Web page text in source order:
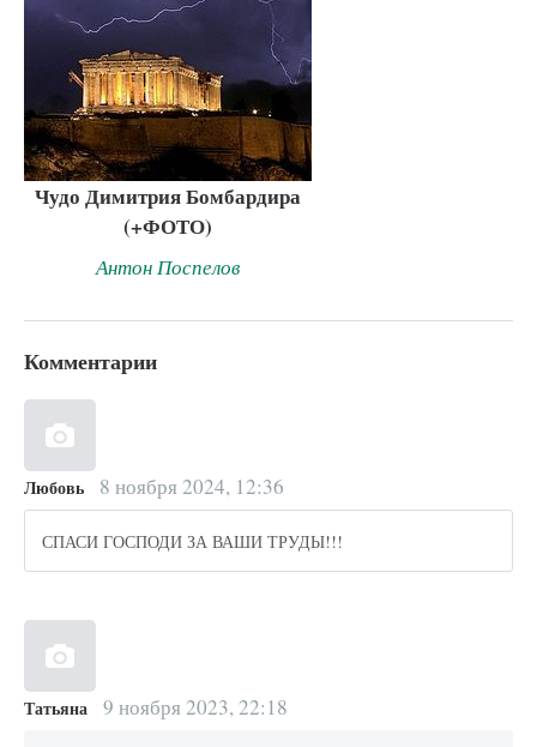
Чудо Димитрия Бомбардира
(+ФОТО)
Антон Поспелов
Комментарии
Любовь 8 ноября 2024, 12:36
СПАСИ ГОСПОДИ ЗА ВАШИ ТРУДЫ!!!
Татьяна 9 ноября 2023, 22:18